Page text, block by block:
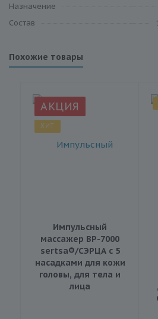
Назначение
Состав
Похожие товары
АКЦИЯ
ХИТ
Импульсный
массажер BP-7000
sertsa®/СЭРЦА с 5
насадками для кожи
головы, для тела и
лица